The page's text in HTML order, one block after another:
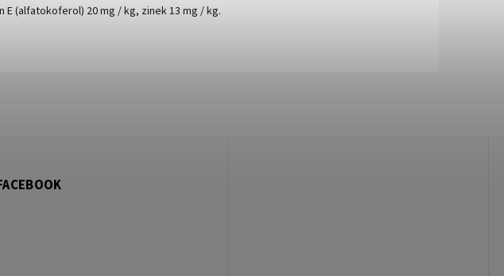
(alfatokoferol) 20 mg / kg, zinek 13 mg / kg.